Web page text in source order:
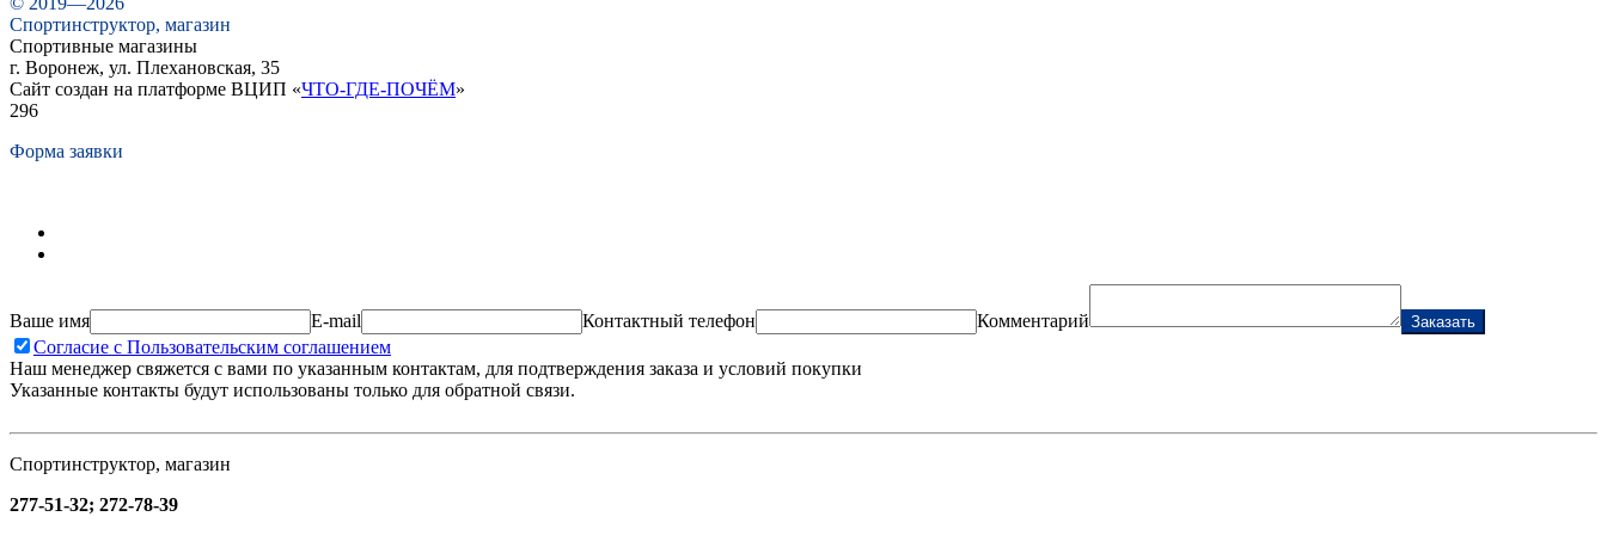
Спортинструктор, магазин
Спортивные магазины
г. Воронеж, ул. Плехановская, 35
Сайт создан на платформе ВЦИП «ЧТО-ГДЕ-ПОЧЁМ»
296
Форма заявки
Ваше имя E-mail Контактный телефон Комментарий Заказать
Согласие с Пользовательским соглашением
Наш менеджер свяжется с вами по указанным контактам, для подтверждения заказа и условий покупки
Указанные контакты будут использованы только для обратной связи.
Спортинструктор, магазин
277-51-32; 272-78-39